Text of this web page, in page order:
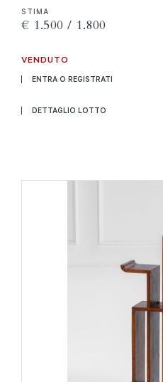
STIMA
€ 1.500 / 1.800
VENDUTO
ENTRA O REGISTRATI
DETTAGLIO LOTTO